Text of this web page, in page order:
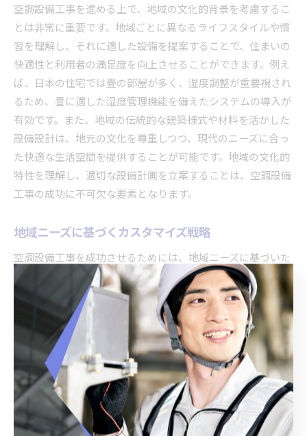
空調設備工事を進める上で、地域の文化的背景を考慮するこ
とは非常に重要です。地域ごとに異なるライフスタイルや慣
習を理解し、それに適した設備を提案することで、住まいの
快適性と利用者の満足度を向上させることができます。例え
ば、日本の住宅では畳の部屋が多く、湿度調整が重要視され
るため、畳に適した湿度管理機能を備えたシステムの導入が
有効です。また、地域の伝統的な建築様式や材料を活かした
設備設計は、地元の文化を尊重しつつ、現代のニーズに合っ
た快適な生活空間を提供することが可能です。地域の文化的
特性を理解し、適切な設備計画を立案することは、空調設備
工事の成功に不可欠な要素となります。
地域ニーズに基づくカスタマイズ戦略
空調設備工事を成功させるためには、地域ニーズに基づいた
カスタマイズ戦略が不可欠です。地域の気候条件や文化的背
景を理解し、住民の具体的な要望を反映することで、最適な
空調システムを提案できます。例えば、ある地域では湿度の
高い夏に対応した高効率の除湿機能を備えたシステムが求め
られるかもしれません。そのため、事前に住民の声を収集
し、地域特有の課題に対応した仕様を設計することが重要で
す。また、地域密着型の施工業者と連携することで、地域に
根ざしたサポート体制を構築し、工事後のアフターケアも充
実させることができます。これにより、顧客満足度を高め、